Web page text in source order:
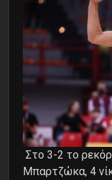
Στο 3-2 το
Μπαρτζώκα, 4